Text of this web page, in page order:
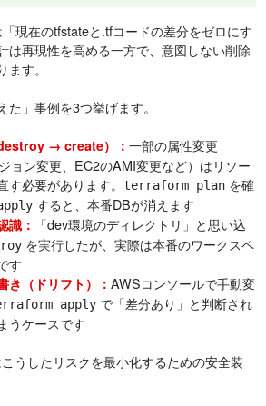
現在のtfstateと.tfコードの差分をゼロにす
は再現性を高める一方で、意図しない削除
す。
」事例を3つ挙げます。
destroy → create）：一部の属性変更
ョン変更、EC2のAMI変更など）はリソー
す必要があります。terraform plan を確
すると、本番DBが消えます
識：
「dev環境のディレクトリ」と思い込
を実行したが、実際は本番のワークスペ
す
き（ドリフト）：AWSコンソールで手動変
apply で「差分あり」と判断され
うケースです
うしたリスクを最小化するための安全装